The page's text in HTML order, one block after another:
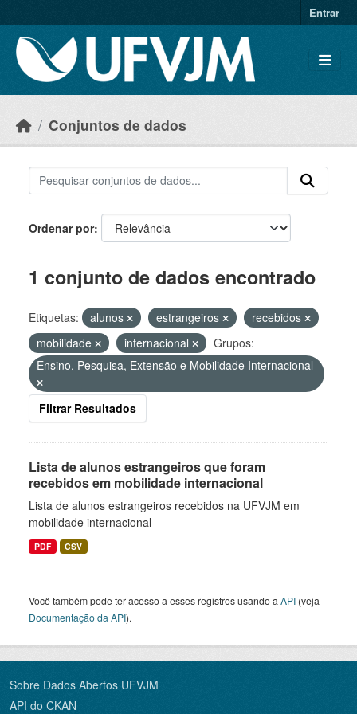
Entrar
Conjuntos de dados
Ordenar por
1 conjunto de dados encontrado
Etiquetas: alunos estrangeiros
recebidos
mobilidade
internacional
Grupos:
Ensino, Pesquisa, Extensão e Mobilidade Internacional
Filtrar Resultados
Lista de alunos estrangeiros que foram
recebidos em mobilidade internacional
Lista de alunos estrangeiros recebidos na UFVJM em
mobilidade internacional
PDF CSV
Você também pode ter acesso a esses registros usando a API (veja
Documentação da API).
Sobre Dados Abertos UFVJM
API do CKAN